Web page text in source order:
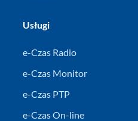
Usługi
e-Czas Radio
e-Czas Monitor
e-Czas PTP
e-Czas On-line